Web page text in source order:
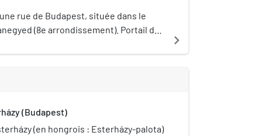
rue de Budapest, située dans le
(8e arrondissement). Portail de
navigate_next
(Budapest)
(en hongrois : Esterházy-palota)